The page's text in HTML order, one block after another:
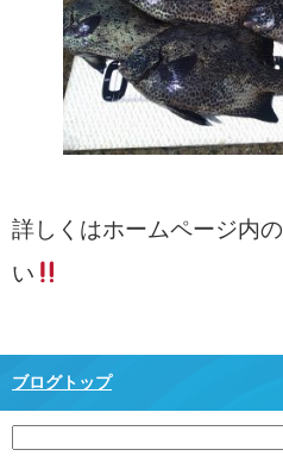
詳しくはホームページ内
い
ブログトップ